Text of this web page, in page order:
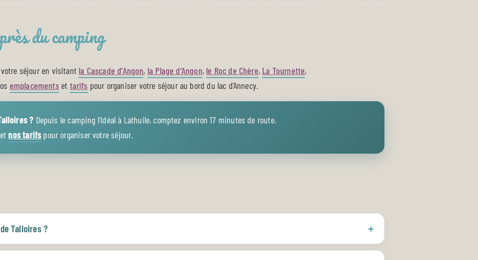
du camping
votre séjour en visitant la Cascade d’Angon, la Plage d’Angon, le Roc de Chère, La Tournette,
emplacementset tarifs pour organiser votre séjour au bord du lac d’Annecy.
? Depuis le camping l’Idéal à Lathuile, comptez environ 17 minutes de route.
etnos tarifs pour organiser votre séjour.
Talloires ?